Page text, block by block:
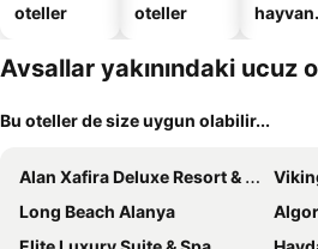
oteller
oteller
hayvan
oteller
Avsallar yakınındaki ucuz
Bu oteller de size uygun olabilir...
Alan Xafira Deluxe Resort & Spa-ULTRA ALL INCLUSIVE
Long Beach Alanya